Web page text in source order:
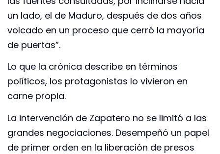
un lado, el de Maduro, después de dos años
volcado en un proceso que cerró la mayoría
de puertas”.
Lo que la crónica describe en términos
políticos, los protagonistas lo vivieron en
carne propia.
La intervención de Zapatero no se limitó a las
grandes negociaciones. Desempeñó un papel
de primer orden en la liberación de presos